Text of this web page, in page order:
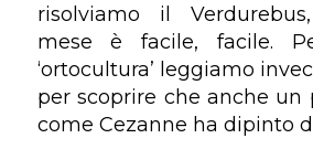
risolviamo il
mese è facile, facile.
‘ortocultura’ leggiamo
per scoprire che anche un
come Cezanne ha dipinto